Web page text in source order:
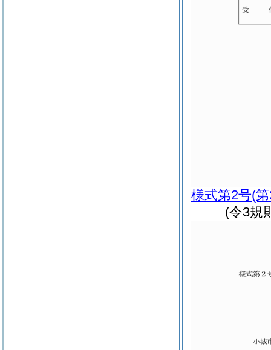
様式第2号(
(令3規